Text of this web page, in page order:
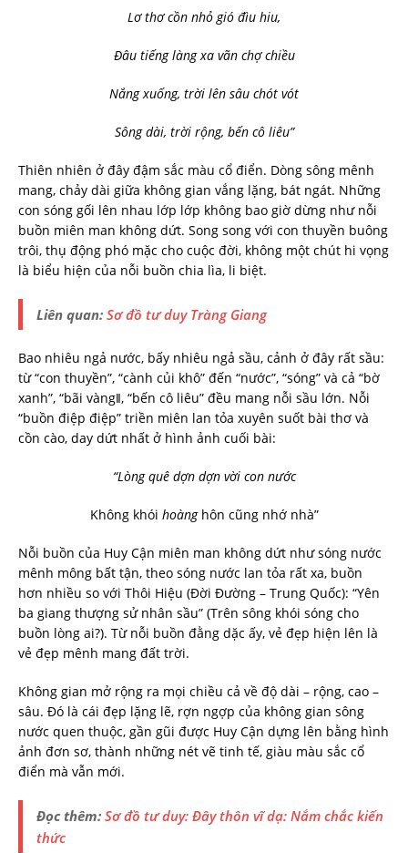
Lơ thơ cồn nhỏ gió đìu hiu,
Đâu tiếng làng xa vãn chợ chiều
Nắng xuống, trời lên sâu chót vót
Sông dài, trời rộng, bến cô liêu”
Thiên nhiên ở đây đậm sắc màu cổ điển. Dòng sông mênh
mang, chảy dài giữa không gian vắng lặng, bát ngát. Những
con sóng gối lên nhau lớp lớp không bao giờ dừng như nỗi
buồn miên man không dứt. Song song với con thuyền buông
trôi, thụ động phó mặc cho cuộc đời, không một chút hi vọng
là biểu hiện của nỗi buồn chia lìa, li biệt.
Liên quan: Sơ đồ tư duy Tràng Giang
Bao nhiêu ngả nước, bấy nhiêu ngả sầu, cảnh ở đây rất sầu:
từ “con thuyền”, “cành củi khô” đến “nước”, “sóng” và cả “bờ
xanh”, “bãi vàng‖, “bến cô liêu” đều mang nỗi sầu lớn. Nỗi
“buồn điệp điệp” triền miên lan tỏa xuyên suốt bài thơ và
cồn cào, day dứt nhất ở hình ảnh cuối bài:
“Lòng quê dợn dợn vời con nước
Không khói hoàng hôn cũng nhớ nhà”
Nỗi buồn của Huy Cận miên man không dứt như sóng nước
mênh mông bất tận, theo sóng nước lan tỏa rất xa, buồn
hơn nhiều so với Thôi Hiệu (Đời Đường – Trung Quốc): “Yên
ba giang thượng sử nhân sầu” (Trên sông khói sóng cho
buồn lòng ai?). Từ nỗi buồn đằng dặc ấy, vẻ đẹp hiện lên là
vẻ đẹp mênh mang đất trời.
Không gian mở rộng ra mọi chiều cả về độ dài – rộng, cao –
sâu. Đó là cái đẹp lặng lẽ, rợn ngợp của không gian sông
nước quen thuộc, gần gũi được Huy Cận dựng lên bằng hình
ảnh đơn sơ, thành những nét vẽ tinh tế, giàu màu sắc cổ
điển mà vẫn mới.
Đọc thêm: Sơ đồ tư duy: Đây thôn vĩ dạ: Nắm chắc kiến
thức